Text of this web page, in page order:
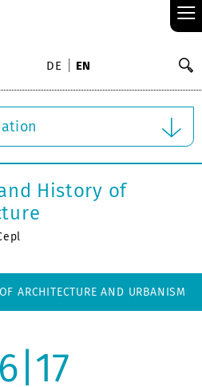
≡
DE EN
History of
ARCHITECTURE AND URBANISM